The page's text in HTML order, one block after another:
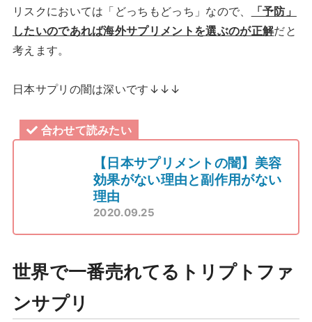
リスクにおいては「どっちもどっち」なので、
「予防」
したいのであれば海外サプリメントを選ぶのが正解だと
考えます。
日本サプリの闇は深いです↓↓↓
合わせて読みたい
【日本サプリメントの闇】美容
効果がない理由と副作用がない
理由
2020.09.25
世界で一番売れてるトリプトファ
ンサプリ